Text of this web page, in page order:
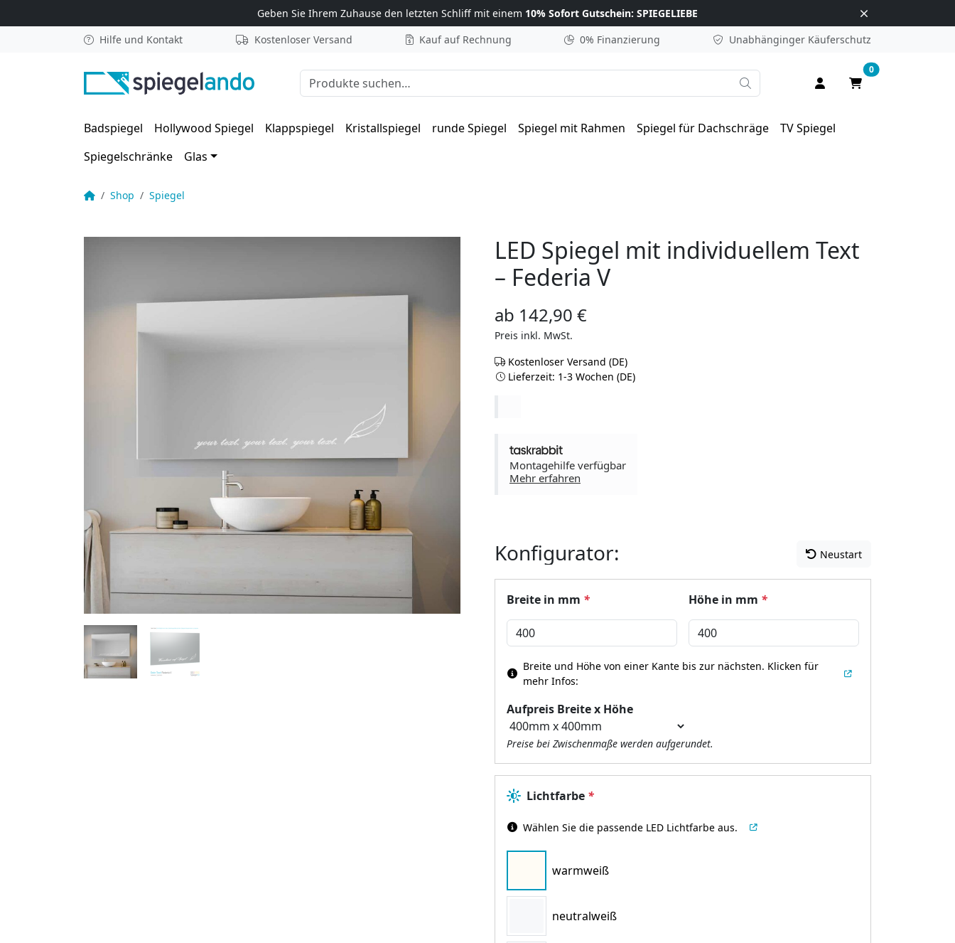
Geben Sie Ihrem Zuhause den letzten Schliff mit einem 10% Sofort Gutschein: SPIEGELIEBE
Hilfe und Kontakt
Kostenloser Versand Kauf auf Rechnung 0% Finanzierung Unabhänginger Käuferschutz
Suche nach: Suche Anmelden / Registrieren
Warenkorb
0
Badspiegel Hollywood Spiegel Klappspiegel Kristallspiegel runde Spiegel Spiegel mit Rahmen Spiegel für Dachschräge
TV Spiegel
Spiegelschränke
Glas
Startseite
Shop Spiegel
LED Spiegel mit individuellem Text – Federia V
LED Spiegel mit individuellem Text
– Federia V
ab 142,90 €
Preis inkl. MwSt.
Kostenloser Versand (DE)
Lieferzeit: 1-3 Wochen (DE)
Montagehilfe verfügbar
Mehr erfahren
Konfigurator: Neustart
Breite in mm * Höhe in mm *
Aufpreis Breite x Höhe
Breite und Höhe von einer Kante bis zur nächsten. Klicken für
mehr Infos:
Preise bei Zwischenmaße werden aufgerundet.
Lichtfarbe *
Wählen Sie die passende LED Lichtfarbe aus.
warmweiß
neutralweiß